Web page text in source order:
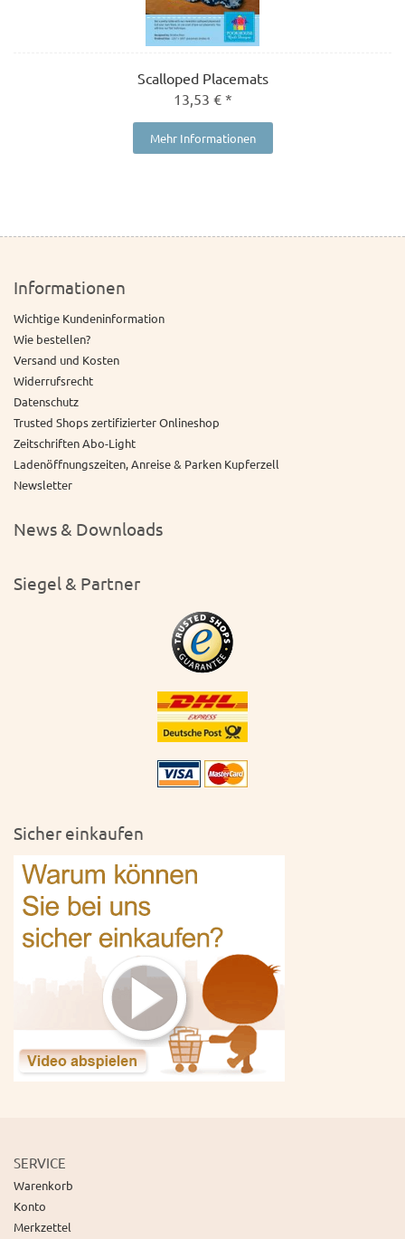
Scalloped Placemats
13,53 € *
Mehr Informationen
Informationen
Wichtige Kundeninformation
Wie bestellen?
Versand und Kosten
Widerrufsrecht
Datenschutz
Trusted Shops zertifizierter Onlineshop
Zeitschriften Abo-Light
Ladenöffnungszeiten, Anreise & Parken Kupferzell
Newsletter
News & Downloads
Siegel & Partner
Sicher einkaufen
SERVICE
Warenkorb
Konto
Merkzettel